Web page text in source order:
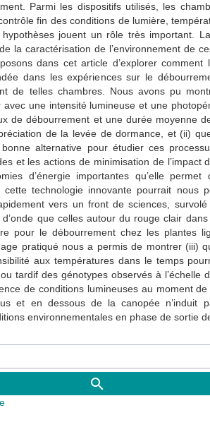
Parmi les dispositifs utilisés, les
fin des conditions de lumière,
jouent un rôle très important.
la caractérisation de l’environnement de
dans cet article d’explorer comment
dans les expériences sur le
de telles chambres. Nous avons pu
avec une intensité lumineuse et une
de débourrement et une durée moyenne
de la levée de dormance, et (ii)
alternative pour étudier ces
et les actions de minimisation de l’impact
d’énergie importantes qu’elle
cette technologie innovante pourrait nous
vers un front de sciences, survolé
d’onde que celles autour du rouge clair
pour le débourrement chez les plantes
pratiqué nous a permis de montrer (iii)
aux températures dans le temps
tardif des génotypes observés à l’échelle
de conditions lumineuses au moment
et en dessous de la canopée n’induit
environnementales en phase de sortie